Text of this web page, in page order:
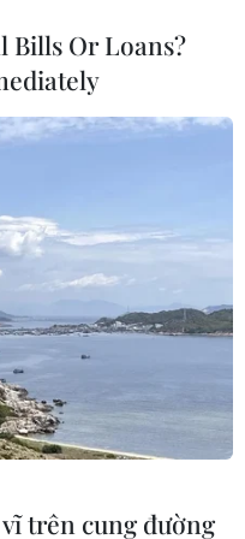
#Sư tử
Bills Or Loans?
trên cung đường